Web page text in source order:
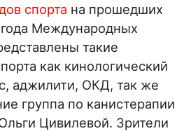
спорта на прошедших
Международных
такие
как кинологический
аджилити, ОКД, так же
группа по канистерапии
Цивилевой. Зрители